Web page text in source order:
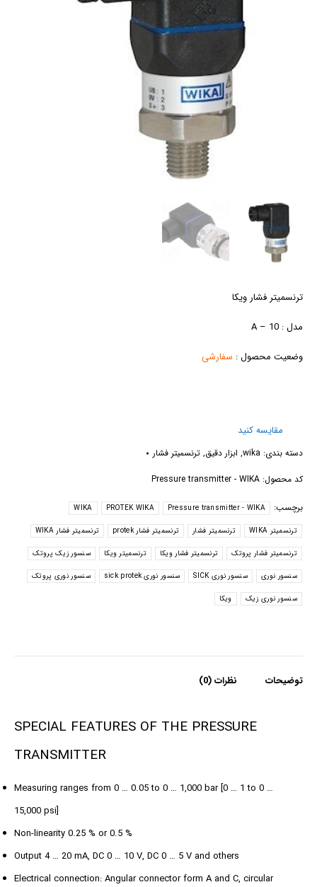
ترنسمیتر فشار ویکا
مدل : A – 10
وضعیت محصول : سفارشی
مقایسه کنید
دسته بندی: wika
, ابزار دقیق, ترنسمیتر فشار
کد محصول: Pressure transmitter - WIKA
برچسب: Pressure transmitter - WIKA
PROTEK WIKA
WIKA
ترنسمیتر WIKA ترنسمیتر فشار ترنسمیتر فشار protek ترنسمیتر فشار WIKA
ترنسمیتر فشار پروتک ترنسمیتر فشار ویکا ترنسمیتر ویکا سنسور زیک پروتک
سنسور نوری سنسور نوری SICK سنسور نوری sick protek سنسور نوری پروتک
سنسور نوری زیک ویکا
توضیحات نظرات (0)
SPECIAL FEATURES OF THE PRESSURE
TRANSMITTER
Measuring ranges from 0 … 0.05 to 0 … 1,000 bar [0 … 1 to 0 …
15,000 psi]
Non-linearity 0.25 % or 0.5 %
Output 4 … 20 mA, DC 0 … 10 V, DC 0 … 5 V and others
Electrical connection: Angular connector form A and C, circular